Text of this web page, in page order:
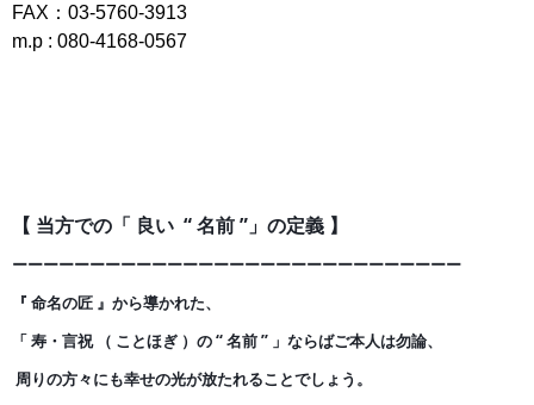
FAX：03-5760-3913
m.p : 080-4168-0567
【 当方での「 良い “ 名前 ”」の定義 】
ーーーーーーーーーーーーーーーーーーーーーーーーーーーーー
『 命名の匠 』から導かれた、
「 寿・言祝 （ ことほぎ ）の“ 名前 ” 」ならばご本人は勿論、
周りの方々にも幸せの光が放たれることでしょう。